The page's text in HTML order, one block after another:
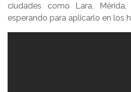
ciudades como Lara,
esperando para aplicarlo en los